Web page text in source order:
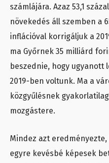
számlájára. Azaz 53,1
növekedés áll szemben a
inflációval korrigáljuk a
ma Győrnek 35 milliárd
beszednie, hogy ugyanott
2019-ben voltunk. Ma a
közgyűlésnek
mozgástere.
Mindez azt
egyre kevésbé képesek